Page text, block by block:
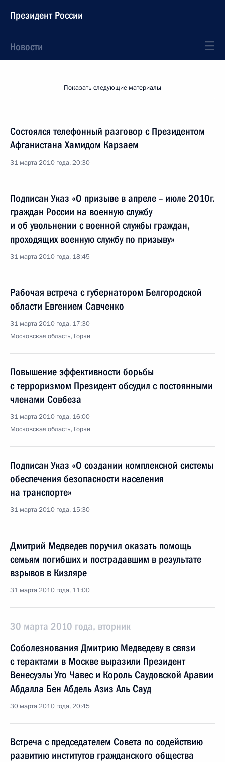
Президент России
Новости
Показать следующие материалы
Состоялся телефонный разговор с Президентом
Афганистана Хамидом Карзаем
31 марта 2010 года, 20:30
Подписан Указ «О призыве в апреле – июле 2010г.
граждан России на военную службу
и об увольнении с военной службы граждан,
проходящих военную службу по призыву»
31 марта 2010 года, 18:45
Рабочая встреча с губернатором Белгородской
области Евгением Савченко
31 марта 2010 года, 17:30
Московская область, Горки
Повышение эффективности борьбы
с терроризмом Президент обсудил с постоянными
членами Совбеза
31 марта 2010 года, 16:00
Московская область, Горки
Подписан Указ «О создании комплексной системы
обеспечения безопасности населения
на транспорте»
31 марта 2010 года, 15:30
Дмитрий Медведев поручил оказать помощь
семьям погибших и пострадавшим в результате
взрывов в Кизляре
31 марта 2010 года, 11:00
30 марта 2010 года, вторник
Соболезнования Дмитрию Медведеву в связи
с терактами в Москве выразили Президент
Венесуэлы Уго Чавес и Король Саудовской Аравии
Абдалла Бен Абдель Азиз Аль Сауд
30 марта 2010 года, 20:45
Встреча с председателем Совета по содействию
развитию институтов гражданского общества